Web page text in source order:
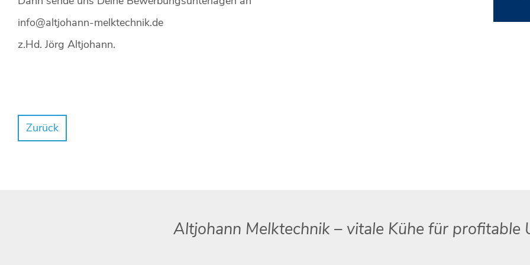
info@altjohann-melktechnik.de
z.Hd. Jörg Altjohann.
Zurück
Altjohann Melktechnik – vitale Kühe für profitable